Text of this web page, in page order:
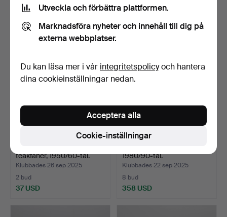
11 bud
29 bud
teakfanér, 1950/60-tal.
Klubbades 26 sep 2025
2 bud
37 USD
1980/90-tal.
Klubbades 22 sep 2025
8 bud
358 USD
Utveckla och förbättra plattformen.
Marknadsföra nyheter och innehåll till dig på
externa webbplatser.
Du kan läsa mer i vår integritetspolicyoch hantera
dina cookieinställningar nedan.
Cookie-inställningar
Acceptera alla